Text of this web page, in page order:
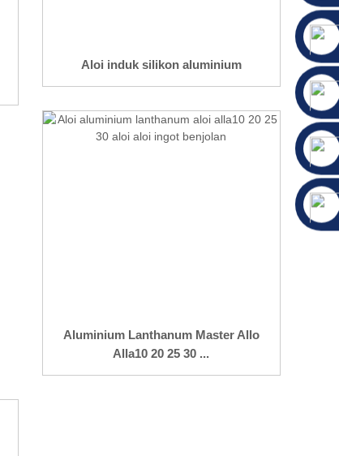
Aloi induk silikon aluminium
Aluminium Lanthanum Master Allo
Alla10 20 25 30 ...